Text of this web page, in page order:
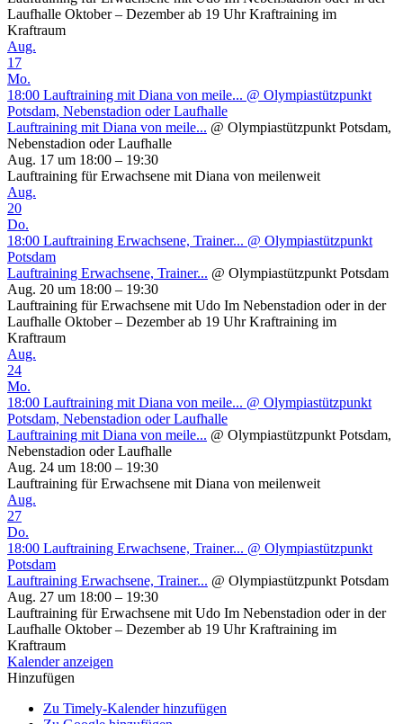
Laufhalle Oktober – Dezember ab 19 Uhr Kraftraining im
Kraftraum
Aug.
17
Mo.
18:00 Lauftraining mit Diana von meile... @ Olympiastützpunkt
Potsdam, Nebenstadion oder Laufhalle
Lauftraining mit Diana von meile... @ Olympiastützpunkt Potsdam,
Nebenstadion oder Laufhalle
Aug. 17 um 18:00 – 19:30
Lauftraining für Erwachsene mit Diana von meilenweit
Aug.
20
Do.
18:00 Lauftraining Erwachsene, Trainer... @ Olympiastützpunkt
Potsdam
Lauftraining Erwachsene, Trainer... @ Olympiastützpunkt Potsdam
Aug. 20 um 18:00 – 19:30
Lauftraining für Erwachsene mit Udo Im Nebenstadion oder in der
Laufhalle Oktober – Dezember ab 19 Uhr Kraftraining im
Kraftraum
Aug.
24
Mo.
18:00 Lauftraining mit Diana von meile... @ Olympiastützpunkt
Potsdam, Nebenstadion oder Laufhalle
Lauftraining mit Diana von meile... @ Olympiastützpunkt Potsdam,
Nebenstadion oder Laufhalle
Aug. 24 um 18:00 – 19:30
Lauftraining für Erwachsene mit Diana von meilenweit
Aug.
27
Do.
18:00 Lauftraining Erwachsene, Trainer... @ Olympiastützpunkt
Potsdam
Lauftraining Erwachsene, Trainer... @ Olympiastützpunkt Potsdam
Aug. 27 um 18:00 – 19:30
Lauftraining für Erwachsene mit Udo Im Nebenstadion oder in der
Laufhalle Oktober – Dezember ab 19 Uhr Kraftraining im
Kraftraum
Kalender anzeigen
Hinzufügen
Zu Timely-Kalender hinzufügen